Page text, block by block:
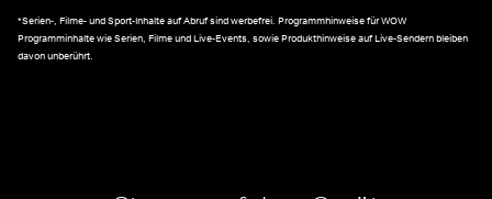
*Serien-, Filme- und Sport-Inhalte auf Abruf sind werbefrei. Programmhinweise für WOW
Programminhalte wie Serien, Filme und Live-Events, sowie Produkthinweise auf Live-Sendern bleiben
davon unberührt.